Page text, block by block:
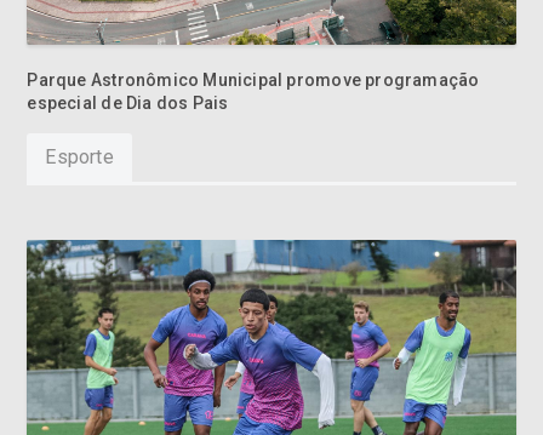
Parque Astronômico Municipal promove programação
especial de Dia dos Pais
Esporte